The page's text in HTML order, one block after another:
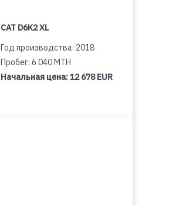
CAT D6K2 XL
Год производства: 2018
Пробег: 6 040 MTH
Начальная цена:12 678 EUR